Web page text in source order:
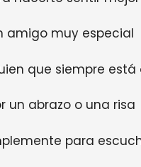
amigo muy especial
que siempre está
un abrazo o una risa
para